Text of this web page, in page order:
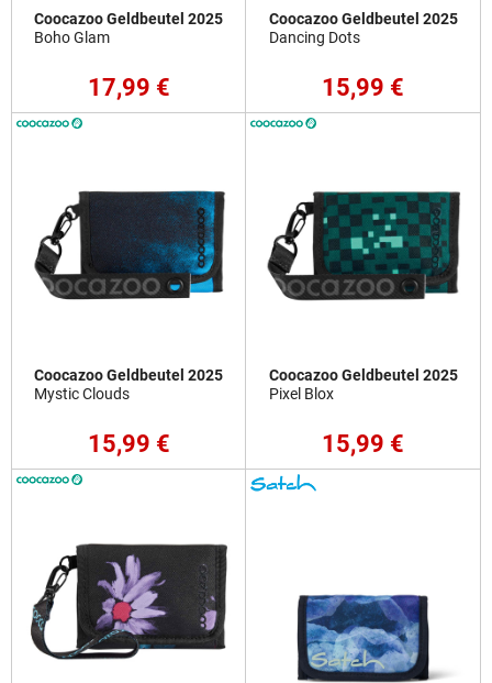
Coocazoo Geldbeutel 2025
Boho Glam
17,99 €
Coocazoo Geldbeutel 2025
Dancing Dots
15,99 €
Coocazoo Geldbeutel 2025
Mystic Clouds
15,99 €
Coocazoo Geldbeutel 2025
Pixel Blox
15,99 €